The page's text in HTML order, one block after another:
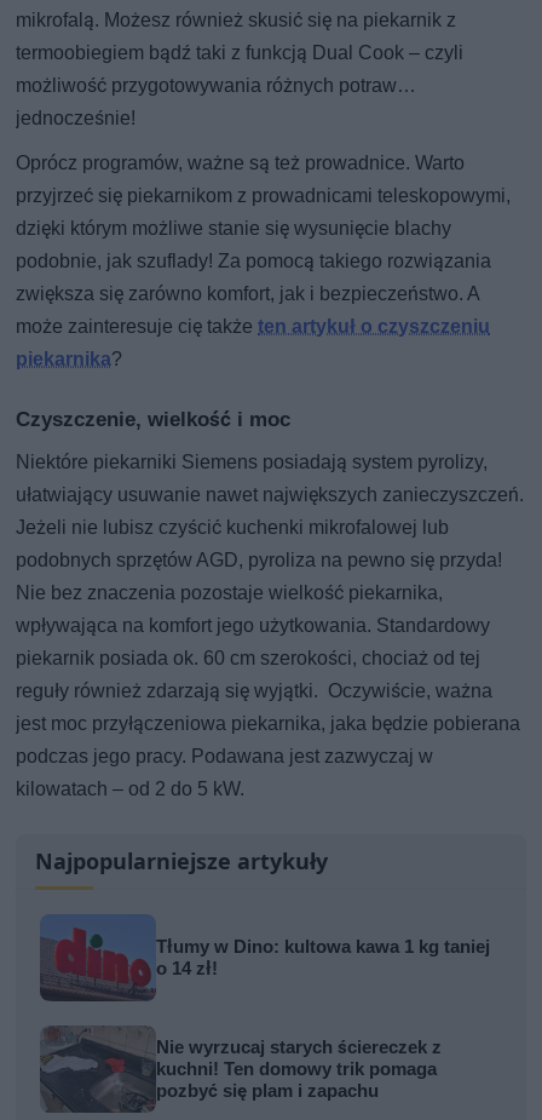
mikrofalą. Możesz również skusić się na piekarnik z
termoobiegiem bądź taki z funkcją Dual Cook – czyli
możliwość przygotowywania różnych potraw…
jednocześnie!
Oprócz programów, ważne są też prowadnice. Warto
przyjrzeć się piekarnikom z prowadnicami teleskopowymi,
dzięki którym możliwe stanie się wysunięcie blachy
podobnie, jak szuflady! Za pomocą takiego rozwiązania
zwiększa się zarówno komfort, jak i bezpieczeństwo. A
może zainteresuje cię takżeten artykuł o czyszczeniu
piekarnika?
Czyszczenie, wielkość i moc
Niektóre piekarniki Siemens posiadają system pyrolizy,
ułatwiający usuwanie nawet największych zanieczyszczeń.
Jeżeli nie lubisz czyścić kuchenki mikrofalowej lub
podobnych sprzętów AGD, pyroliza na pewno się przyda!
Nie bez znaczenia pozostaje wielkość piekarnika,
wpływająca na komfort jego użytkowania. Standardowy
piekarnik posiada ok. 60 cm szerokości, chociaż od tej
reguły również zdarzają się wyjątki. Oczywiście, ważna
jest moc przyłączeniowa piekarnika, jaka będzie pobierana
podczas jego pracy. Podawana jest zazwyczaj w
kilowatach – od 2 do 5 kW.
Najpopularniejsze artykuły
Tłumy w Dino: kultowa kawa 1 kg taniej
o 14 zł!
Nie wyrzucaj starych ściereczek z
kuchni! Ten domowy trik pomaga
pozbyć się plam i zapachu